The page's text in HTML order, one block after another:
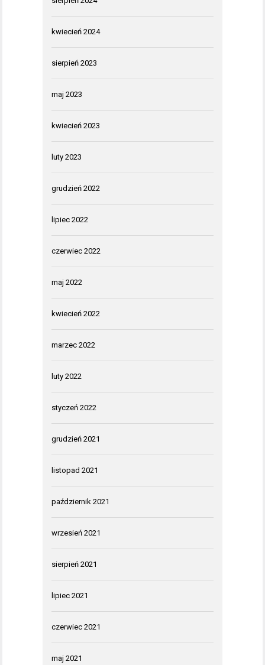
kwiecień 2024
sierpień 2023
maj 2023
kwiecień 2023
luty 2023
grudzień 2022
lipiec 2022
czerwiec 2022
maj 2022
kwiecień 2022
marzec 2022
luty 2022
styczeń 2022
grudzień 2021
listopad 2021
październik 2021
wrzesień 2021
sierpień 2021
lipiec 2021
czerwiec 2021
maj 2021